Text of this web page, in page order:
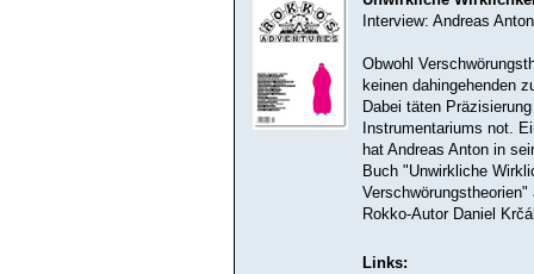
Interview: Andreas Anton
Obwohl
keinen dahingehenden
Dabei täten
Instrumentariums not.
hat Andreas Anton in
Buch "Unwirkliche
Verschwörungstheorien"
Rokko-Autor Daniel
Links: